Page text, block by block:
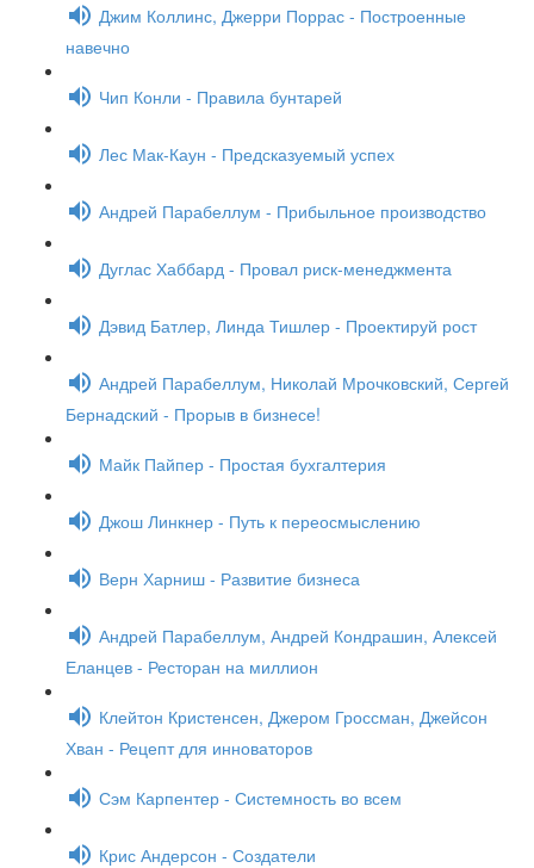
Джим Коллинс, Джерри Поррас - Построенные
навечно
Чип Конли - Правила бунтарей
Лес Мак-Каун - Предсказуемый успех
Андрей Парабеллум - Прибыльное производство
Дуглас Хаббард - Провал риск-менеджмента
Дэвид Батлер, Линда Тишлер - Проектируй рост
Андрей Парабеллум, Николай Мрочковский, Сергей
Бернадский - Прорыв в бизнесе!
Майк Пайпер - Простая бухгалтерия
Джош Линкнер - Путь к переосмыслению
Верн Харниш - Развитие бизнеса
Андрей Парабеллум, Андрей Кондрашин, Алексей
Еланцев - Ресторан на миллион
Клейтон Кристенсен, Джером Гроссман, Джейсон
Хван - Рецепт для инноваторов
Сэм Карпентер - Системность во всем
Крис Андерсон - Создатели